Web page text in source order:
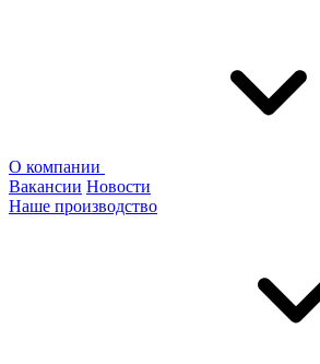
О компании
Вакансии Новости
Наше производство